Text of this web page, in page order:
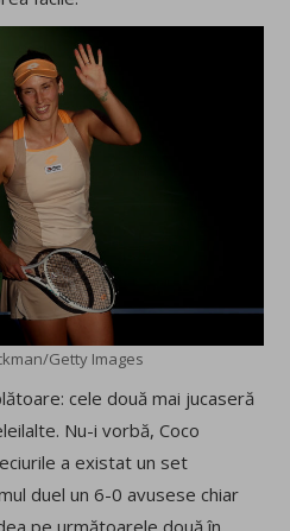
Getty Images
cele două mai jucaseră
Nu-i vorbă, Coco
a existat un set
duel un 6-0 avusese chiar
pe următoarele două în